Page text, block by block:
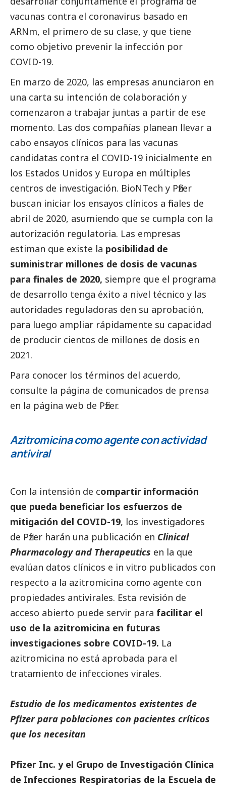
vacunas contra el coronavirus basado en
ARNm, el primero de su clase, y que tiene
como objetivo prevenir la infección por
COVID-19.
En marzo de 2020, las empresas anunciaron en
una carta su intención de colaboración y
comenzaron a trabajar juntas a partir de ese
momento. Las dos compañías planean llevar a
cabo ensayos clínicos para las vacunas
candidatas contra el COVID-19 inicialmente en
los Estados Unidos y Europa en múltiples
centros de investigación. BioNTech y Pfizer
buscan iniciar los ensayos clínicos a finales de
abril de 2020, asumiendo que se cumpla con la
autorización regulatoria. Las empresas
estiman que existe la posibilidad de
suministrar millones de dosis de vacunas
para finales de 2020, siempre que el programa
de desarrollo tenga éxito a nivel técnico y las
autoridades reguladoras den su aprobación,
para luego ampliar rápidamente su capacidad
de producir cientos de millones de dosis en
2021.
Para conocer los términos del acuerdo,
consulte la página de comunicados de prensa
en la página web de Pfizer.
Azitromicina como agente con actividad
antiviral
Con la intensión de compartir información
que pueda beneficiar los esfuerzos de
mitigación del COVID-19, los investigadores
de Pfizer harán una publicación en Clinical
Pharmacology and Therapeutics en la que
evalúan datos clínicos e in vitro publicados con
respecto a la azitromicina como agente con
propiedades antivirales. Esta revisión de
acceso abierto puede servir para facilitar el
uso de la azitromicina en futuras
investigaciones sobre COVID-19. La
azitromicina no está aprobada para el
tratamiento de infecciones virales.
Estudio de los medicamentos existentes de
Pfizerpara poblaciones con pacientes críticos
que los necesitan
Pfizer Inc. y el Grupo de Investigación Clínica
de Infecciones Respiratorias de la Escuela de